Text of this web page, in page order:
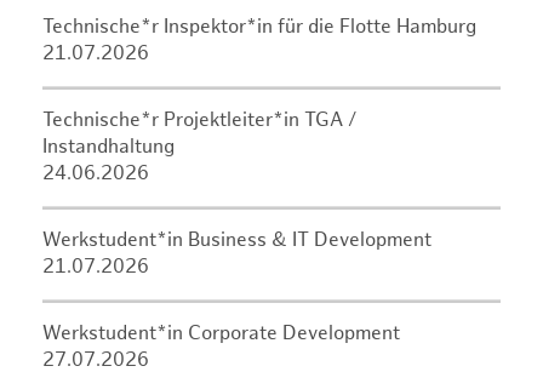
Technische*r Inspektor*in für die Flotte Hamburg
21.07.2026
Technische*r Projektleiter*in TGA /
Instandhaltung
24.06.2026
Werkstudent*in Business & IT Development
21.07.2026
Werkstudent*in Corporate Development
27.07.2026